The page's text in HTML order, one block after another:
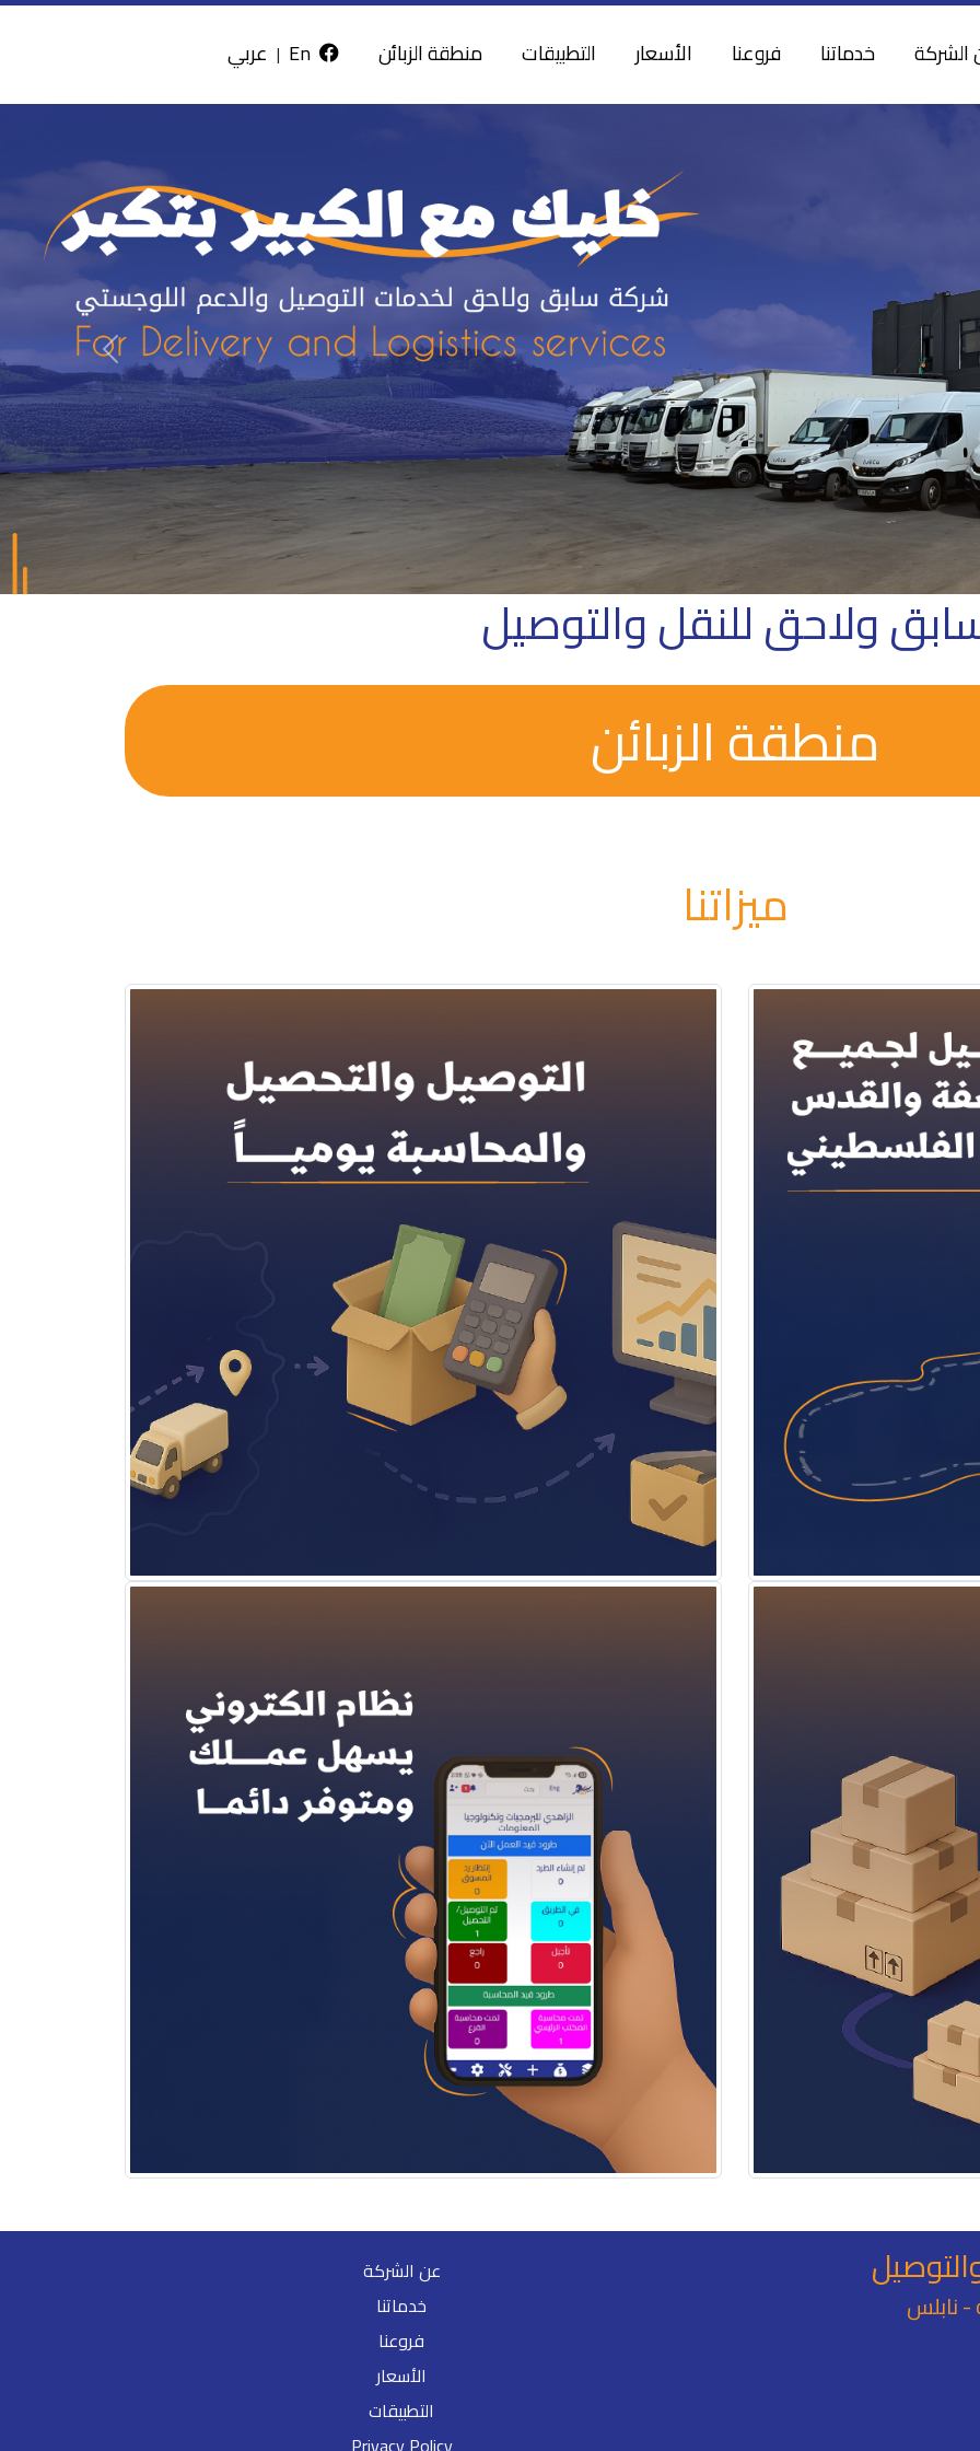
خدماتنا فروعنا الأسعار التطبيقات منطقة الزبائن En
| عربي
السابق
ولاحق للنقل والتوصيل
منطقة الزبائن
ميزاتنا
- نابلس
عن الشركة
خدماتنا
فروعنا
الأسعار
التطبيقات